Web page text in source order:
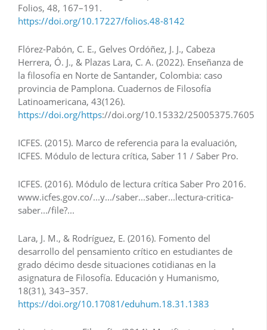
Folios, 48, 167–191.
https://doi.org/10.17227/folios.48-8142
Flórez-Pabón, C. E., Gelves Ordóñez, J. J., Cabeza
Herrera, Ó. J., & Plazas Lara, C. A. (2022). Enseñanza de
la filosofía en Norte de Santander, Colombia: caso
provincia de Pamplona. Cuadernos de Filosofía
Latinoamericana, 43(126).
https://doi.org/https://doi.org/10.15332/25005375.7605
ICFES. (2015). Marco de referencia para la evaluación,
ICFES. Módulo de lectura crítica, Saber 11 / Saber Pro.
ICFES. (2016). Módulo de lectura crítica Saber Pro 2016.
www.icfes.gov.co/...y.../saber...saber...lectura-critica-
saber.../file?...
Lara, J. M., & Rodríguez, E. (2016). Fomento del
desarrollo del pensamiento crítico en estudiantes de
grado décimo desde situaciones cotidianas en la
asignatura de Filosofía. Educación y Humanismo,
18(31), 343–357.
https://doi.org/10.17081/eduhum.18.31.1383